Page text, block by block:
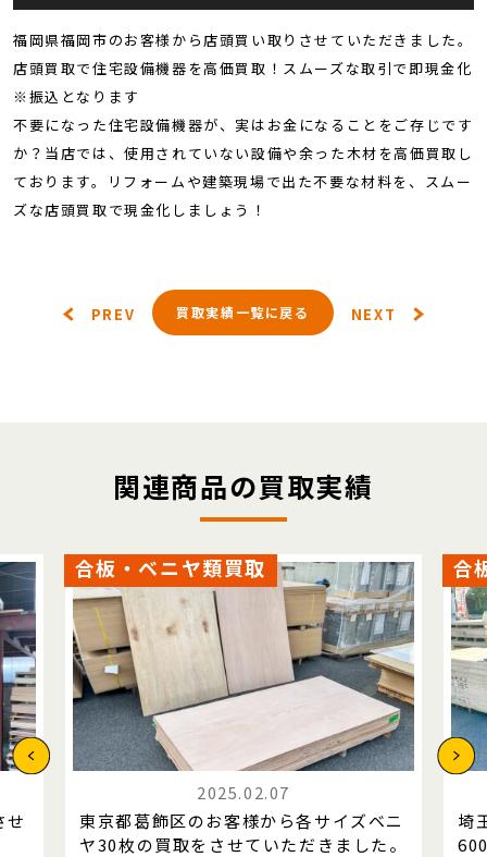
福岡県福岡市のお客様から店頭買い取りさせていただきました。
店頭買取で住宅設備機器を高価買取！スムーズな取引で即現金化
※振込となります
不要になった住宅設備機器が、実はお金になることをご存じです
か？当店では、使用されていない設備や余った木材を高価買取し
ております。リフォームや建築現場で出た不要な材料を、スムー
ズな店頭買取で現金化しましょう！
PREV 買取実績一覧に戻る NEXT
関連商品の買取実績
せ
合板・ベニヤ類買取
2025.02.07
東京都葛飾区のお客様から各サイズベニ
ヤ30枚の買取をさせていただきました。
合
埼